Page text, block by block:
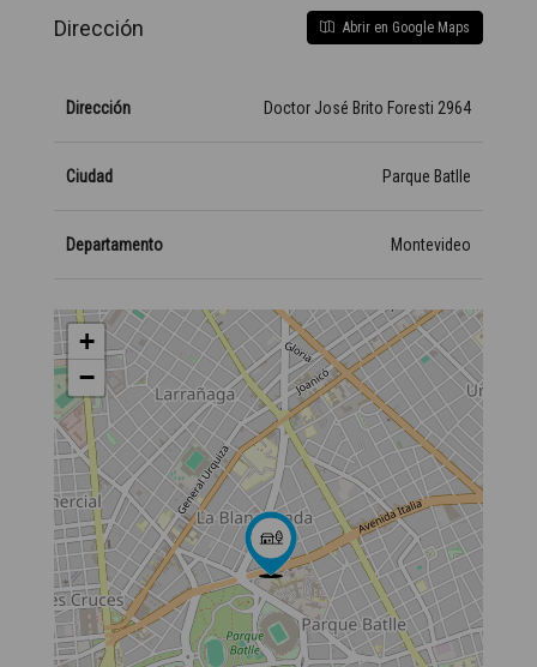
Dirección Abrir en Google Maps
Dirección Doctor José Brito Foresti 2964
Ciudad Parque Batlle
Departamento Montevideo
+
−